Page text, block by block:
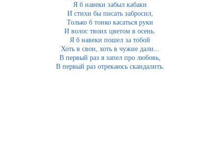
Я б навеки забыл кабаки
И стихи бы писать забросил,
Только б тонко касаться руки
И волос твоих цветом в осень.
Я б навеки пошел за тобой
Хоть в свои, хоть в чужие дали...
В первый раз я запел про любовь,
В первый раз отрекаюсь скандалить.